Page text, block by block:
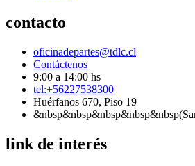
contacto
oficinadepartes@tdlc.cl
Contáctenos
9:00 a 14:00 hs
tel:+56227538300
Huérfanos 670, Piso 19
link de interés